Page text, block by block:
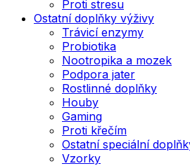
Proti stresu
Ostatní doplňky výživy
Trávicí enzymy
Probiotika
Nootropika a mozek
Podpora jater
Rostlinné doplňky
Houby
Gaming
Proti křečím
Ostatní speciální
Vzorky